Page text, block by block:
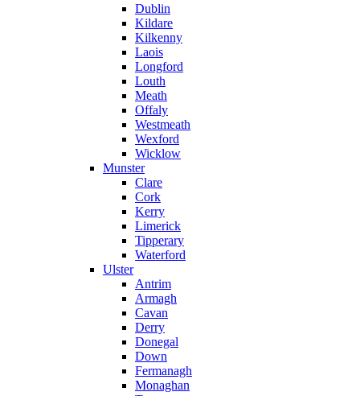
Dublin
Kildare
Kilkenny
Laois
Longford
Louth
Meath
Offaly
Westmeath
Wexford
Wicklow
Munster
Clare
Cork
Kerry
Limerick
Tipperary
Waterford
Ulster
Antrim
Armagh
Cavan
Derry
Donegal
Down
Fermanagh
Monaghan